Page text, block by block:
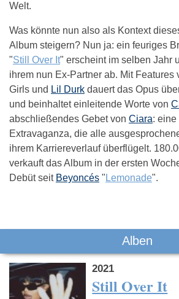
Welt.
Was könnte nun also als Kontext
Album steigern? Nun ja: ein feuriges
"Still Over It" erscheint im selben Jahr
ihrem nun Ex-Partner ab. Mit Features
Girls und Lil Durk dauert das Opus
und beinhaltet einleitende Worte von
abschließendes Gebet von Ciara: eine
Extravaganza, die alle
ihrem Karriereverlauf überflügelt.
verkauft das Album in der ersten
Debüt seit Beyoncés "Lemonade".
Alben
2021
Still Over It